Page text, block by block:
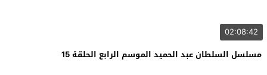
02:08:42
مسلسل السلطان عبد الحميد الموسم الرابع الحلقة 15